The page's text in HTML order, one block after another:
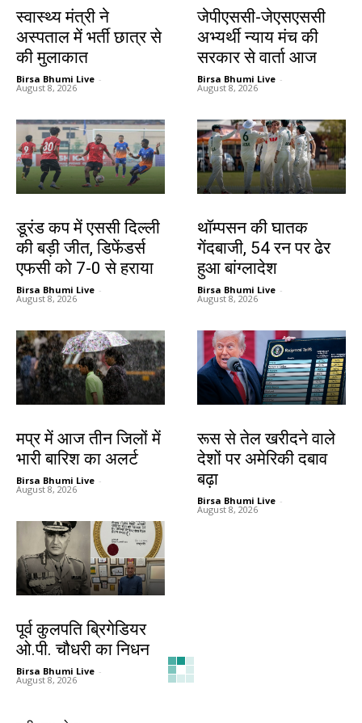
स्वास्थ्य मंत्री ने
अस्पताल में भर्ती छात्र से
की मुलाकात
Birsa Bhumi Live -
August 8, 2026
जेपीएससी-जेएसएससी
अभ्यर्थी न्याय मंच की
सरकार से वार्ता आज
Birsa Bhumi Live -
August 8, 2026
डूरंड कप में एससी दिल्ली
की बड़ी जीत, डिफेंडर्स
एफसी को 7-0 से हराया
Birsa Bhumi Live -
August 8, 2026
थॉम्पसन की घातक
गेंदबाजी, 54 रन पर ढेर
हुआ बांग्लादेश
Birsa Bhumi Live -
August 8, 2026
मप्र में आज तीन जिलों में
भारी बारिश का अलर्ट
Birsa Bhumi Live -
August 8, 2026
रूस से तेल खरीदने वाले
देशों पर अमेरिकी दबाव
बढ़ा
Birsa Bhumi Live -
August 8, 2026
देश-विदेश
पूर्व कुलपति ब्रिगेडियर
ओ.पी. चौधरी का निधन